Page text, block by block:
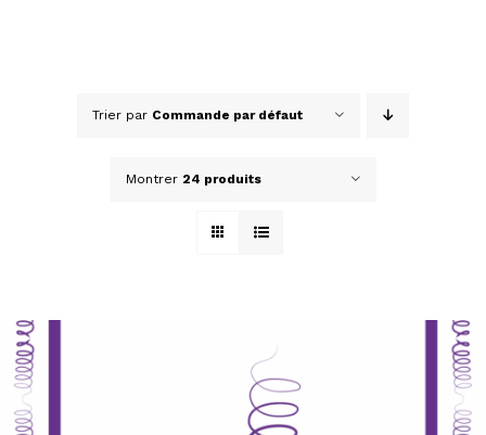
Trier par Commande par défaut
Montrer 24 produits